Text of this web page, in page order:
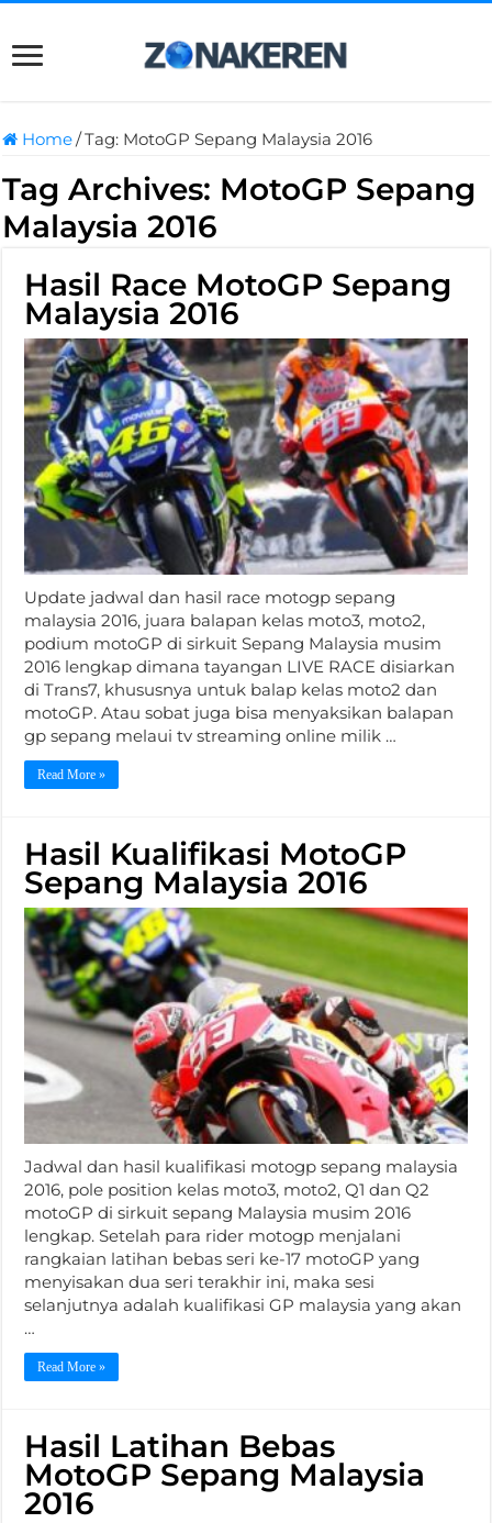
Home/Tag: MotoGP Sepang Malaysia 2016
Tag Archives: MotoGP Sepang
Malaysia 2016
Hasil Race MotoGP Sepang
Malaysia 2016
Update jadwal dan hasil race motogp sepang
malaysia 2016, juara balapan kelas moto3, moto2,
podium motoGP di sirkuit Sepang Malaysia musim
2016 lengkap dimana tayangan LIVE RACE disiarkan
di Trans7, khususnya untuk balap kelas moto2 dan
motoGP. Atau sobat juga bisa menyaksikan balapan
gp sepang melaui tv streaming online milik …
Read More »
Hasil Kualifikasi MotoGP
Sepang Malaysia 2016
Jadwal dan hasil kualifikasi motogp sepang malaysia
2016, pole position kelas moto3, moto2, Q1 dan Q2
motoGP di sirkuit sepang Malaysia musim 2016
lengkap. Setelah para rider motogp menjalani
rangkaian latihan bebas seri ke-17 motoGP yang
menyisakan dua seri terakhir ini, maka sesi
selanjutnya adalah kualifikasi GP malaysia yang akan
…
Read More »
Hasil Latihan Bebas
MotoGP Sepang Malaysia
2016